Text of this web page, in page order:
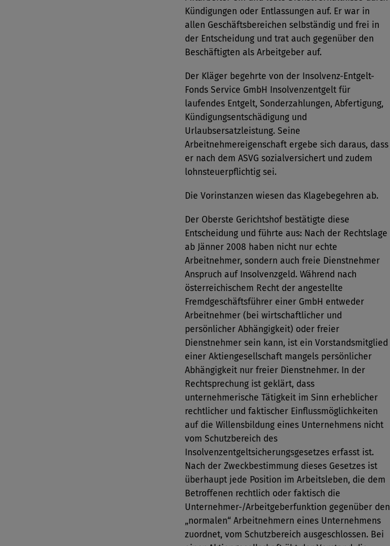
Kündigungen oder Entlassungen auf. Er war in
allen Geschäftsbereichen selbständig und frei in
der Entscheidung und trat auch gegenüber den
Beschäftigten als Arbeitgeber auf.
Der Kläger begehrte von der Insolvenz-Entgelt-
Fonds Service GmbH Insolvenzentgelt für
laufendes Entgelt, Sonderzahlungen, Abfertigung,
Kündigungsentschädigung und
Urlaubsersatzleistung. Seine
Arbeitnehmereigenschaft ergebe sich daraus, dass
er nach dem ASVG sozialversichert und zudem
lohnsteuerpflichtig sei.
Die Vorinstanzen wiesen das Klagebegehren ab.
Der Oberste Gerichtshof bestätigte diese
Entscheidung und führte aus: Nach der Rechtslage
ab Jänner 2008 haben nicht nur echte
Arbeitnehmer, sondern auch freie Dienstnehmer
Anspruch auf Insolvenzgeld. Während nach
österreichischem Recht der angestellte
Fremdgeschäftsführer einer GmbH entweder
Arbeitnehmer (bei wirtschaftlicher und
persönlicher Abhängigkeit) oder freier
Dienstnehmer sein kann, ist ein Vorstandsmitglied
einer Aktiengesellschaft mangels persönlicher
Abhängigkeit nur freier Dienstnehmer. In der
Rechtsprechung ist geklärt, dass
unternehmerische Tätigkeit im Sinn erheblicher
rechtlicher und faktischer Einflussmöglichkeiten
auf die Willensbildung eines Unternehmens nicht
vom Schutzbereich des
Insolvenzentgeltsicherungsgesetzes erfasst ist.
Nach der Zweckbestimmung dieses Gesetzes ist
überhaupt jede Position im Arbeitsleben, die dem
Betroffenen rechtlich oder faktisch die
Unternehmer-/Arbeitgeberfunktion gegenüber den
„normalen“ Arbeitnehmern eines Unternehmens
zuordnet, vom Schutzbereich ausgeschlossen. Bei